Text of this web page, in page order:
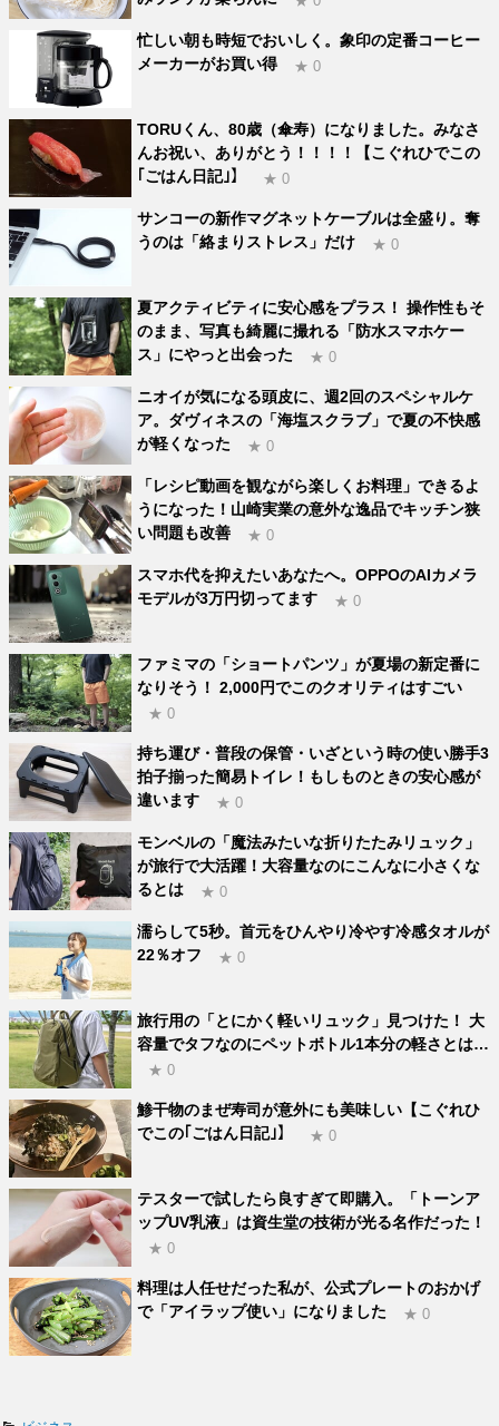
忙しい朝も時短でおいしく。象印の定番コーヒー
メーカーがお買い得
★ 0
TORUくん、80歳（傘寿）になりました。みなさ
んお祝い、ありがとう！！！！【こぐれひでこの
｢ごはん日記｣】
★ 0
サンコーの新作マグネットケーブルは全盛り。奪
うのは「絡まりストレス」だけ
★ 0
夏アクティビティに安心感をプラス！ 操作性もそ
のまま、写真も綺麗に撮れる「防水スマホケー
ス」にやっと出会った
★ 0
ニオイが気になる頭皮に、週2回のスペシャルケ
ア。ダヴィネスの「海塩スクラブ」で夏の不快感
が軽くなった
★ 0
「レシピ動画を観ながら楽しくお料理」できるよ
うになった！山崎実業の意外な逸品でキッチン狭
い問題も改善
★ 0
スマホ代を抑えたいあなたへ。OPPOのAIカメラ
モデルが3万円切ってます
★ 0
ファミマの「ショートパンツ」が夏場の新定番に
なりそう！ 2,000円でこのクオリティはすごい
★ 0
持ち運び・普段の保管・いざという時の使い勝手3
拍子揃った簡易トイレ！もしものときの安心感が
違います
★ 0
モンベルの「魔法みたいな折りたたみリュック」
が旅行で大活躍！大容量なのにこんなに小さくな
るとは
★ 0
濡らして5秒。首元をひんやり冷やす冷感タオルが
22％オフ
★ 0
旅行用の「とにかく軽いリュック」見つけた！ 大
容量でタフなのにペットボトル1本分の軽さとは…
★ 0
鯵干物のまぜ寿司が意外にも美味しい【こぐれひ
でこの｢ごはん日記｣】
★ 0
テスターで試したら良すぎて即購入。「トーンア
ップUV乳液」は資生堂の技術が光る名作だった！
★ 0
料理は人任せだった私が、公式プレートのおかげ
で「アイラップ使い」になりました
★ 0